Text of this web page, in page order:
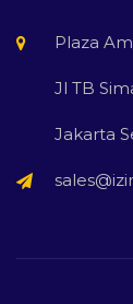
Plaza
Jl TB
Jakarta